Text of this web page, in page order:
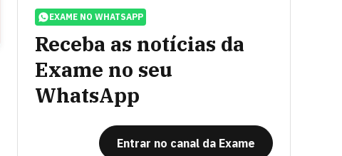
EXAME NO WHATSAPP
Receba as notícias da
Exame no seu
WhatsApp
Entrar no canal da Exame